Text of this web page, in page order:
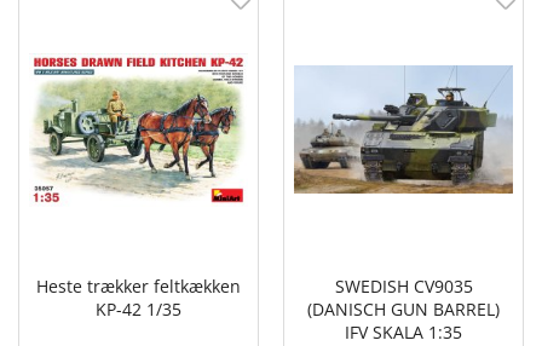
Heste trækker feltkækken
KP-42 1/35
SWEDISH CV9035
(DANISCH GUN BARREL)
IFV SKALA 1:35